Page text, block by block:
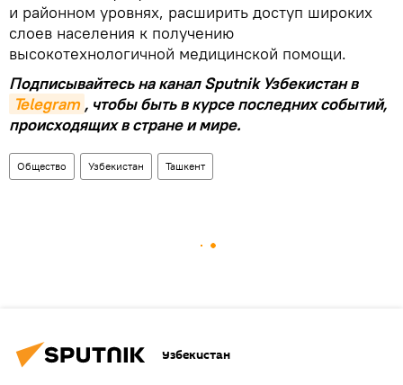
и районном уровнях, расширить доступ широких
слоев населения к получению
высокотехнологичной медицинской помощи.
Подписывайтесь на канал Sputnik Узбекистан в
Telegram , чтобы быть в курсе последних событий,
происходящих в стране и мире.
Общество Узбекистан Ташкент
Узбекистан